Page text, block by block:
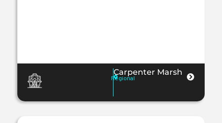
Carpenter Marsh
Regional